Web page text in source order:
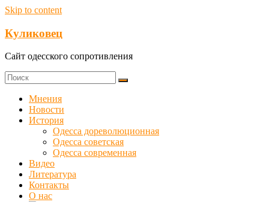
Skip to content
Куликовец
Сайт одесского сопротивления
Мнения
Новости
История
Одесса дореволюционная
Одесса советская
Одесса современная
Видео
Литература
Контакты
О нас